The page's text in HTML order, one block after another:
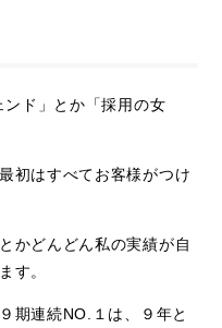
ド」とか「採用の女
初はすべてお客様がつけ
かどんどん私の実績が自
す。
期連続NO.１は、９年と